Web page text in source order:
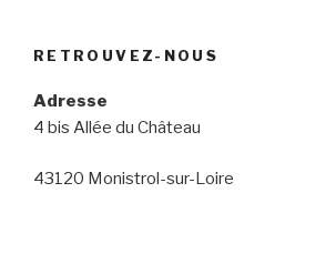
RETROUVEZ-NOUS
Adresse
4 bis Allée du Château
43120 Monistrol-sur-Loire